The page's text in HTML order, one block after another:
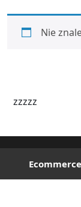
Nie
zzzzz